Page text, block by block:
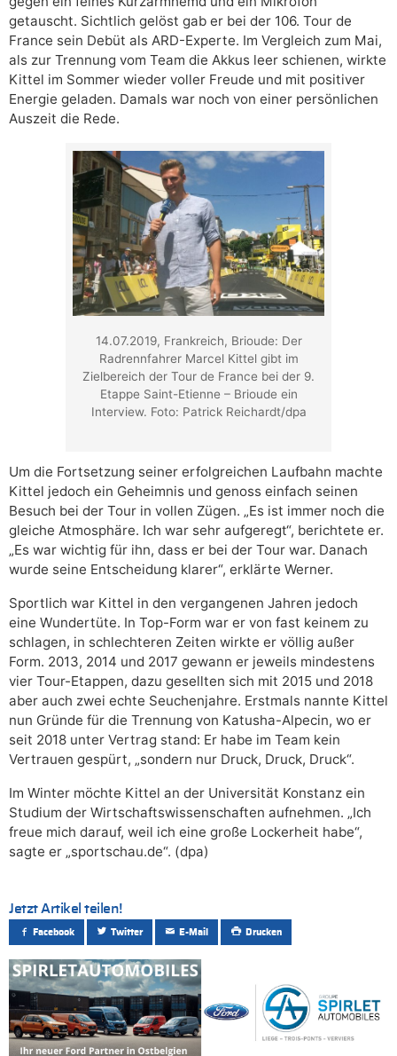
getauscht. Sichtlich gelöst gab er bei der 106. Tour de
France sein Debüt als ARD-Experte. Im Vergleich zum Mai,
als zur Trennung vom Team die Akkus leer schienen, wirkte
Kittel im Sommer wieder voller Freude und mit positiver
Energie geladen. Damals war noch von einer persönlichen
Auszeit die Rede.
14.07.2019, Frankreich, Brioude: Der
Radrennfahrer Marcel Kittel gibt im
Zielbereich der Tour de France bei der 9.
Etappe Saint-Etienne – Brioude ein
Interview. Foto: Patrick Reichardt/dpa
Um die Fortsetzung seiner erfolgreichen Laufbahn machte
Kittel jedoch ein Geheimnis und genoss einfach seinen
Besuch bei der Tour in vollen Zügen. „Es ist immer noch die
gleiche Atmosphäre. Ich war sehr aufgeregt“, berichtete er.
„Es war wichtig für ihn, dass er bei der Tour war. Danach
wurde seine Entscheidung klarer“, erklärte Werner.
Sportlich war Kittel in den vergangenen Jahren jedoch
eine Wundertüte. In Top-Form war er von fast keinem zu
schlagen, in schlechteren Zeiten wirkte er völlig außer
Form. 2013, 2014 und 2017 gewann er jeweils mindestens
vier Tour-Etappen, dazu gesellten sich mit 2015 und 2018
aber auch zwei echte Seuchenjahre. Erstmals nannte Kittel
nun Gründe für die Trennung von Katusha-Alpecin, wo er
seit 2018 unter Vertrag stand: Er habe im Team kein
Vertrauen gespürt, „sondern nur Druck, Druck, Druck“.
Im Winter möchte Kittel an der Universität Konstanz ein
Studium der Wirtschaftswissenschaften aufnehmen. „Ich
freue mich darauf, weil ich eine große Lockerheit habe“,
sagte er „sportschau.de“. (dpa)
Jetzt Artikel teilen!
Facebook Twitter E-Mail Drucken